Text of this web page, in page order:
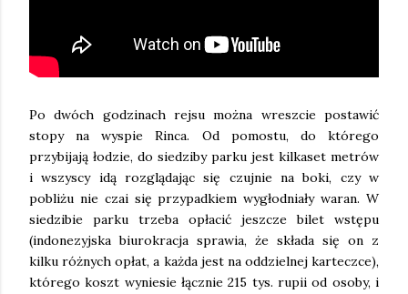
Po dwóch godzinach rejsu można wreszcie postawić
stopy na wyspie Rinca. Od pomostu, do którego
przybijają łodzie, do siedziby parku jest kilkaset metrów
i wszyscy idą rozglądając się czujnie na boki, czy w
pobliżu nie czai się przypadkiem wygłodniały waran. W
siedzibie parku trzeba opłacić jeszcze bilet wstępu
(indonezyjska biurokracja sprawia, że składa się on z
kilku różnych opłat, a każda jest na oddzielnej karteczce),
którego koszt wyniesie łącznie 215 tys. rupii od osoby, i